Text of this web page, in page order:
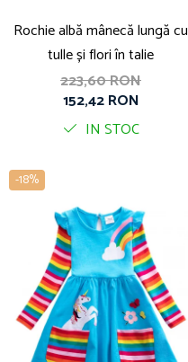
Rochie albă mânecă lungă cu
tulle și flori în talie
223,60 RON
152,42 RON
IN STOC
-18%